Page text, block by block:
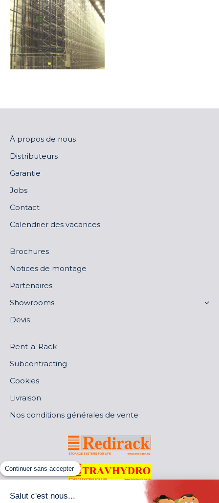
À propos de nous
Distributeurs
Garantie
Jobs
Contact
Calendrier des vacances
Brochures
Notices de montage
Partenaires
Showrooms
Devis
Rent-a-Rack
Subcontracting
Cookies
Livraison
Nos conditions générales de vente
Continuer sans accepter
Salut c'est nous...